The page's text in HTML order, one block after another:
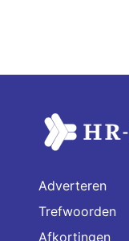
Adverteren
Trefwoorden
Afkortingen